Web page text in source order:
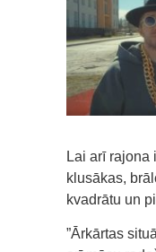
Lai arī rajona
klusākas,
kvadrātu un
”Ārkārtas